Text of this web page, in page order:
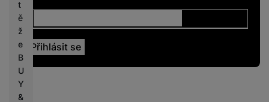
t
ě
ž
e
B
U
Y
&